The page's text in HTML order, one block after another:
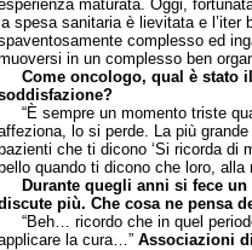
maturata. Oggi,
la spesa sanitaria è lievitata e
complesso ed
in un complesso ben
Come oncologo, qual è stato
“È sempre un momento triste
lo si perde. La più
che ti dicono ‘Si ricorda di
bello quando ti dicono che loro,
Durante quegli anni si fece
più. Che cosa ne pensa
“Beh… ricordo che in quel
la cura…” Associazioni